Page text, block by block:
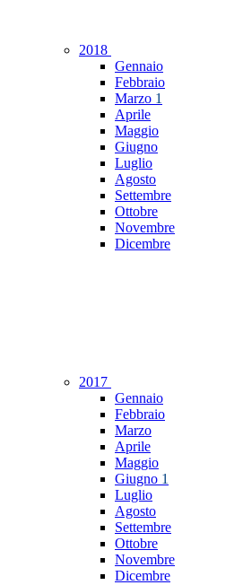
2018
Gennaio
Febbraio
Marzo 1
Aprile
Maggio
Giugno
Luglio
Agosto
Settembre
Ottobre
Novembre
Dicembre
2017
Gennaio
Febbraio
Marzo
Aprile
Maggio
Giugno 1
Luglio
Agosto
Settembre
Ottobre
Novembre
Dicembre